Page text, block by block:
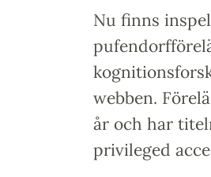
Nu finns
webben.
år och har
privileged